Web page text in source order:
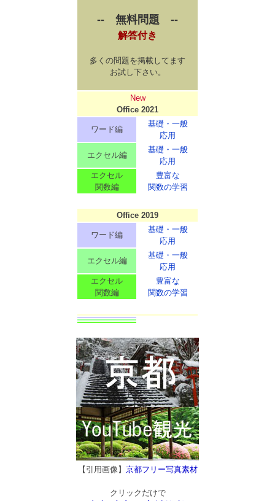
-- 無料問題 --
解答付き
多くの問題を掲載してます
お試し下さい。
New
Office 2021
ワード編
基礎・一般
応用
エクセル編
基礎・一般
応用
エクセル
関数編
豊富な
関数の学習
Office 2019
ワード編
基礎・一般
応用
エクセル編
基礎・一般
応用
エクセル
関数編
豊富な
関数の学習
【引用画像】 京都フリー写真素材
クリックだけで